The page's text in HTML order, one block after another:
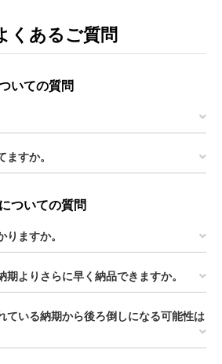
くあるご質問
いての質問
すか。
ついての質問
ますか。
よりさらに早く納品できますか。
ている納期から後ろ倒しになる可能性は